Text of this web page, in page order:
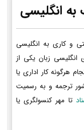
انگلیسی
و کاری به انگلیسی
زبان یکی از
هرگونه کار اداری یا
ترجمه و به رسمیت
تا مهر کنسولگری یا